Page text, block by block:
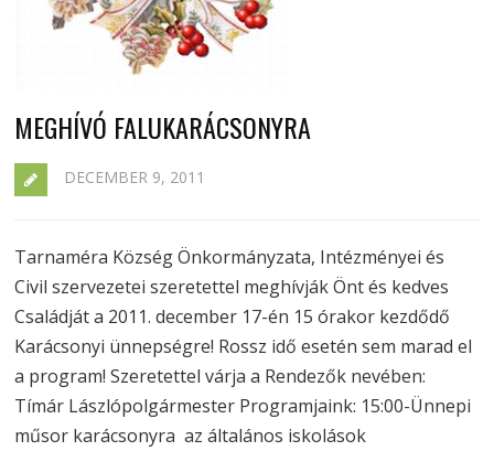
MEGHÍVÓ FALUKARÁCSONYRA
DECEMBER 9, 2011
Tarnaméra Község Önkormányzata, Intézményei és
Civil szervezetei szeretettel meghívják Önt és kedves
Családját a 2011. december 17-én 15 órakor kezdődő
Karácsonyi ünnepségre! Rossz idő esetén sem marad el
a program! Szeretettel várja a Rendezők nevében:
Tímár Lászlópolgármester Programjaink: 15:00-Ünnepi
műsor karácsonyra az általános iskolások